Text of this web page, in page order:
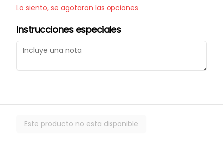
Mi cuenta
Iniciar sesión
Lo siento, se agotaron las opciones
Instrucciones especiales
Este producto no esta disponible